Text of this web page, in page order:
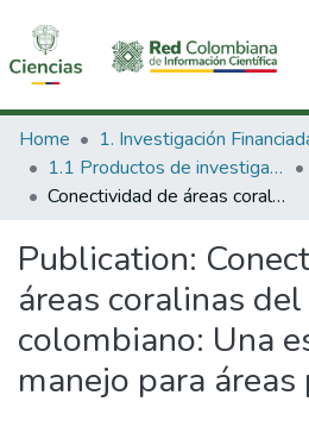
Communities & Collections
All of DSpace
Home
1.1 Productos de investigación
Conectividad de áreas coralinas del Caribe colombiano: Una estrategia de manejo para áreas protegidas.
Publication:
áreas coralinas
colombiano: Una
manejo para